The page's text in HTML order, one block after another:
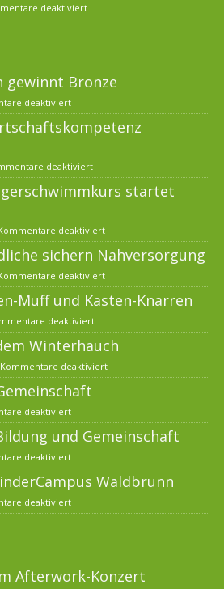
deaktiviert
gewinnt Bronze
deaktiviert
deaktiviert
startet
deaktiviert
sichern Nahversorgung
deaktiviert
Muff und Kasten-Knarren
deaktiviert
Winterhauch
Kommentare deaktiviert
deaktiviert
und Gemeinschaft
deaktiviert
Waldbrunn
deaktiviert
Afterwork-Konzert